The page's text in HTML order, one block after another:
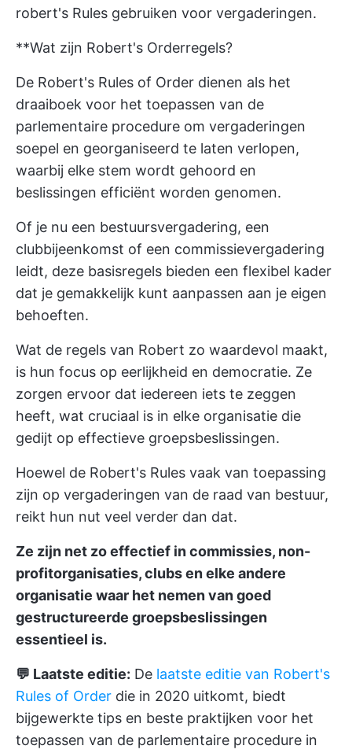
robert's Rules gebruiken voor vergaderingen.
**Wat zijn Robert's Orderregels?
De Robert's Rules of Order dienen als het
draaiboek voor het toepassen van de
parlementaire procedure om vergaderingen
soepel en georganiseerd te laten verlopen,
waarbij elke stem wordt gehoord en
beslissingen efficiënt worden genomen.
Of je nu een bestuursvergadering, een
clubbijeenkomst of een commissievergadering
leidt, deze basisregels bieden een flexibel kader
dat je gemakkelijk kunt aanpassen aan je eigen
behoeften.
Wat de regels van Robert zo waardevol maakt,
is hun focus op eerlijkheid en democratie. Ze
zorgen ervoor dat iedereen iets te zeggen
heeft, wat cruciaal is in elke organisatie die
gedijt op effectieve groepsbeslissingen.
Hoewel de Robert's Rules vaak van toepassing
zijn op vergaderingen van de raad van bestuur,
reikt hun nut veel verder dan dat.
Ze zijn net zo effectief in commissies, non-
profitorganisaties, clubs en elke andere
organisatie waar het nemen van goed
gestructureerde groepsbeslissingen
essentieel is.
💬 Laatste editie: De laatste editie van Robert's
Rules of Order die in 2020 uitkomt, biedt
bijgewerkte tips en beste praktijken voor het
toepassen van de parlementaire procedure in